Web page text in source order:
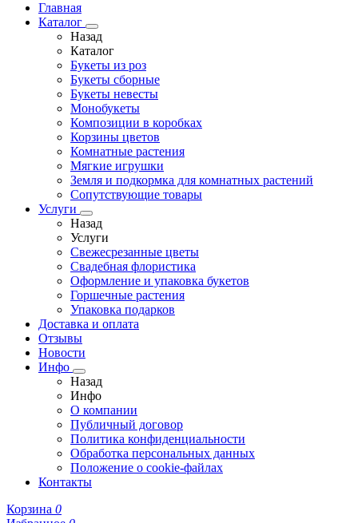
Главная
Каталог
Назад
Каталог
Букеты из роз
Букеты сборные
Букеты невесты
Монобукеты
Композиции в коробках
Корзины цветов
Комнатные растения
Мягкие игрушки
Земля и подкормка для комнатных растений
Сопутствующие товары
Услуги
Назад
Услуги
Свежесрезанные цветы
Свадебная флористика
Оформление и упаковка букетов
Горшечные растения
Упаковка подарков
Доставка и оплата
Отзывы
Новости
Инфо
Назад
Инфо
О компании
Публичный договор
Политика конфиденциальности
Обработка персональных данных
Положение о cookie-файлах
Контакты
Корзина 0